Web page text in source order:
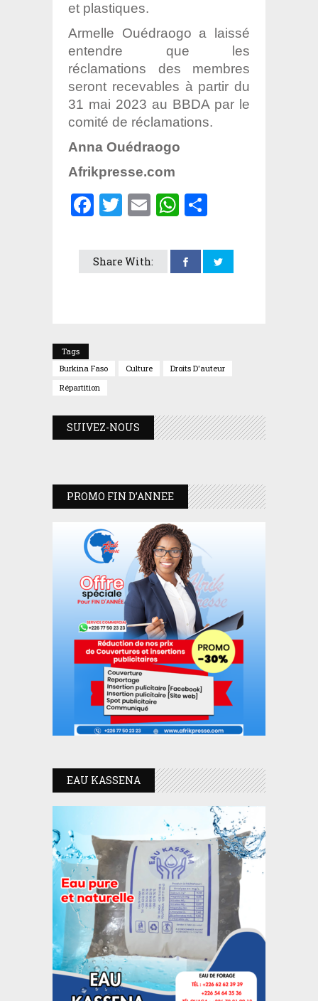
et plastiques.
Armelle Ouédraogo a laissé
entendre que les
réclamations des membres
seront recevables à partir du
31 mai 2023 au BBDA par le
comité de réclamations.
Anna Ouédraogo
Afrikpresse.com
Facebook
Twitter
EmailWhatsApp
Share With:
Tags
Burkina Faso
Culture
Droits D'auteur
Répartition
SUIVEZ-NOUS
PROMO FIN D’ANNEE
EAU KASSENA